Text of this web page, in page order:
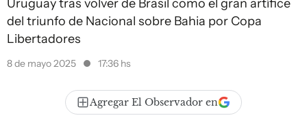
Uruguay tras volver de Brasil como el gran artífice
del triunfo de Nacional sobre Bahia por Copa
Libertadores
8 de mayo 2025 17:36 hs
Agregar El Observador en